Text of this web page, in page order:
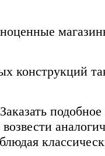
конструкций
подобное